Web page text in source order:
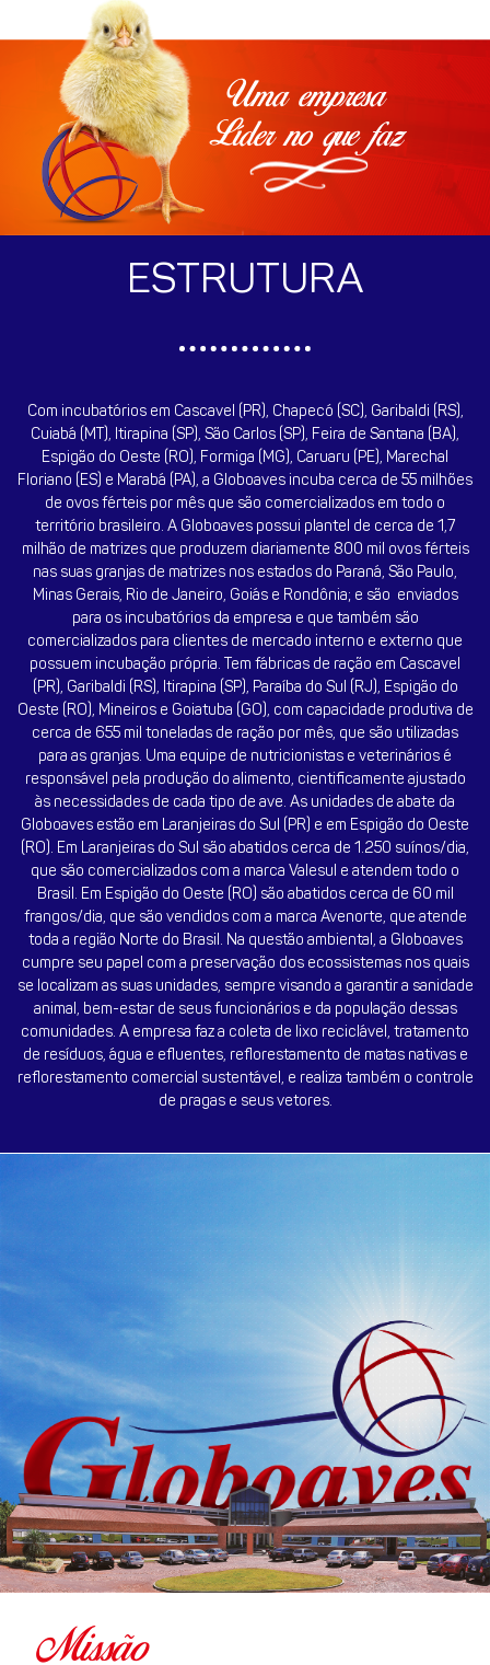
Uma empresa
Líder no que faz
ESTRUTURA
Com incubatórios em Cascavel (PR), Chapecó (SC), Garibaldi (RS),
Cuiabá (MT), Itirapina (SP), São Carlos (SP), Feira de Santana (BA),
Espigão do Oeste (RO), Formiga (MG), Caruaru (PE), Marechal
Floriano (ES) e Marabá (PA), a Globoaves incuba cerca de 55 milhões
de ovos férteis por mês que são comercializados em todo o
território brasileiro. A Globoaves possui plantel de cerca de 1,7
milhão de matrizes que produzem diariamente 800 mil ovos férteis
nas suas granjas de matrizes nos estados do Paraná, São Paulo,
Minas Gerais, Rio de Janeiro, Goiás e Rondônia; e são enviados
para os incubatórios da empresa e que também são
comercializados para clientes de mercado interno e externo que
possuem incubação própria. Tem fábricas de ração em Cascavel
(PR), Garibaldi (RS), Itirapina (SP), Paraíba do Sul (RJ), Espigão do
Oeste (RO), Mineiros e Goiatuba (GO), com capacidade produtiva de
cerca de 655 mil toneladas de ração por mês, que são utilizadas
para as granjas. Uma equipe de nutricionistas e veterinários é
responsável pela produção do alimento, cientificamente ajustado
às necessidades de cada tipo de ave. As unidades de abate da
Globoaves estão em Laranjeiras do Sul (PR) e em Espigão do Oeste
(RO). Em Laranjeiras do Sul são abatidos cerca de 1.250 suínos/dia,
que são comercializados com a marca Valesul e atendem todo o
Brasil. Em Espigão do Oeste (RO) são abatidos cerca de 60 mil
frangos/dia, que são vendidos com a marca Avenorte, que atende
toda a região Norte do Brasil. Na questão ambiental, a Globoaves
cumpre seu papel com a preservação dos ecossistemas nos quais
se localizam as suas unidades, sempre visando a garantir a sanidade
animal, bem-estar de seus funcionários e da população dessas
comunidades. A empresa faz a coleta de lixo reciclável, tratamento
de resíduos, água e efluentes, reflorestamento de matas nativas e
reflorestamento comercial sustentável, e realiza também o controle
de pragas e seus vetores.
Missão